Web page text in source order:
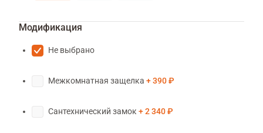
Модификация
Не выбрано
Межкомнатная защелка 390 ₽
Сантехнический замок 2 340 ₽